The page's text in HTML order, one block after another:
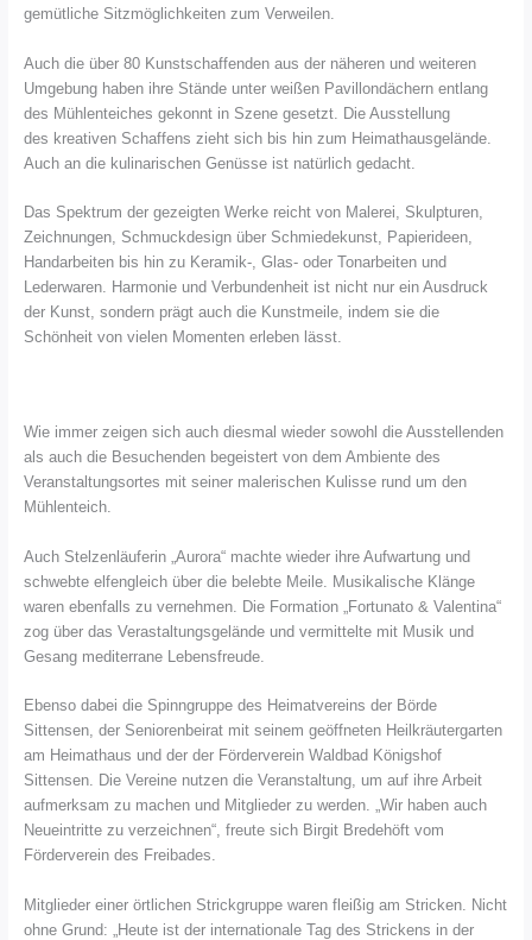
gemütliche Sitzmöglichkeiten zum Verweilen.
Auch die über 80 Kunstschaffenden aus der näheren und weiteren
Umgebung haben ihre Stände unter weißen Pavillondächern entlang
des Mühlenteiches gekonnt in Szene gesetzt. Die Ausstellung
des kreativen Schaffens zieht sich bis hin zum Heimathausgelände.
Auch an die kulinarischen Genüsse ist natürlich gedacht.
Das Spektrum der gezeigten Werke reicht von Malerei, Skulpturen,
Zeichnungen, Schmuckdesign über Schmiedekunst, Papierideen,
Handarbeiten bis hin zu Keramik-, Glas- oder Tonarbeiten und
Lederwaren. Harmonie und Verbundenheit ist nicht nur ein Ausdruck
der Kunst, sondern prägt auch die Kunstmeile, indem sie die
Schönheit von vielen Momenten erleben lässt.
Wie immer zeigen sich auch diesmal wieder sowohl die Ausstellenden
als auch die Besuchenden begeistert von dem Ambiente des
Veranstaltungsortes mit seiner malerischen Kulisse rund um den
Mühlenteich.
Auch Stelzenläuferin „Aurora“ machte wieder ihre Aufwartung und
schwebte elfengleich über die belebte Meile. Musikalische Klänge
waren ebenfalls zu vernehmen. Die Formation „Fortunato & Valentina“
zog über das Verastaltungsgelände und vermittelte mit Musik und
Gesang mediterrane Lebensfreude.
Ebenso dabei die Spinngruppe des Heimatvereins der Börde
Sittensen, der Seniorenbeirat mit seinem geöffneten Heilkräutergarten
am Heimathaus und der der Förderverein Waldbad Königshof
Sittensen. Die Vereine nutzen die Veranstaltung, um auf ihre Arbeit
aufmerksam zu machen und Mitglieder zu werden. „Wir haben auch
Neueintritte zu verzeichnen“, freute sich Birgit Bredehöft vom
Förderverein des Freibades.
Mitglieder einer örtlichen Strickgruppe waren fleißig am Stricken. Nicht
ohne Grund: „Heute ist der internationale Tag des Strickens in der